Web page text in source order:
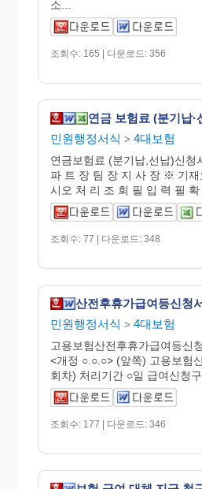
소...
조회수: 165 | 다운로드: 356
연금 보험료 (분기납·
민원행정서식 > 4대보험
연금보험료 (분기납,선납)신청
파 트 장 팀 장 지 사 장 ※ 기재
시오 처 리 조 회 필 입 력 필 확
조회수: 77 | 다운로드: 348
산전후휴가급여등신청
민원행정서식 > 4대보험
고용보험산전후휴가급여등신
<개정 ○.○.○> (앞쪽) 고용보험
회차) 처리기간 ○일 급여신청
조회수: 177 | 다운로드: 346